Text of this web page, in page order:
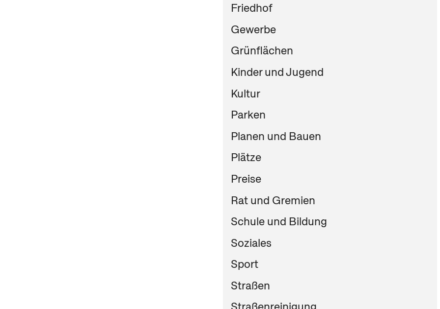
Friedhof
Gewerbe
Grünflächen
Kinder und Jugend
Kultur
Parken
Planen und Bauen
Plätze
Preise
Rat und Gremien
Schule und Bildung
Soziales
Sport
Straßen